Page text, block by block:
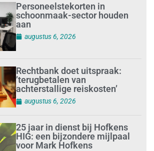
Personeelstekorten in
schoonmaak-sector houden
aan
augustus 6, 2026
Rechtbank doet uitspraak:
’terugbetalen van
achterstallige reiskosten’
augustus 6, 2026
25 jaar in dienst bij Hofkens
HIG: een bijzondere mijlpaal
voor Mark Hofkens